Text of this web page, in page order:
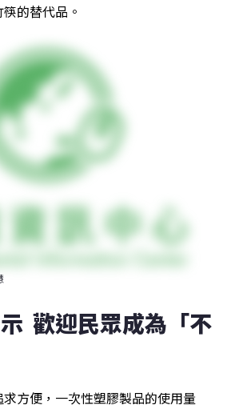
的替代品。
歡迎民眾成為「不
方便，一次性塑膠製品的使用量